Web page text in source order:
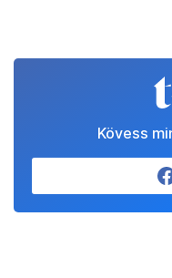
Kövess